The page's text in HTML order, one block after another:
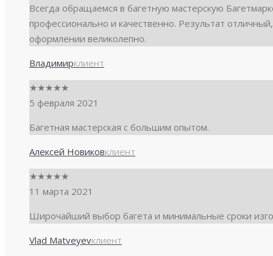
Всегда обращаемся в багетную мастерскую
профессионально и качественно. Результат
оформлении великолепно.
Владимирклиент
★★★★★
5 февраля 2021
Багетная мастерская с большим опытом.
Алексей Новиковклиент
★★★★★
11 марта 2021
Широчайший выбор багета и минимальные сроки
Vlad Matveyevклиент